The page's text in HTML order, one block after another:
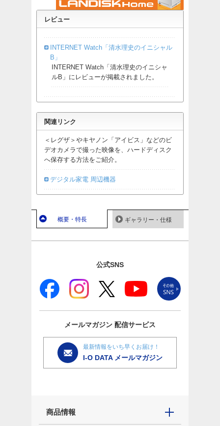
レビュー
INTERNET Watch「清水理史のイニシャル
B」
INTERNET Watch「清水理史のイニシャ
ルB」にレビューが掲載されました。
関連リンク
＜レグザ＞やキヤノン「アイビス」などのビ
デオカメラで撮った映像を、ハードディスク
へ保存する方法をご紹介。
デジタル家電 周辺機器
概要・特長 ギャラリー・仕様
公式SNS
メールマガジン 配信サービス
最新情報をいち早くお届け！
I-O DATA メールマガジン
商品情報